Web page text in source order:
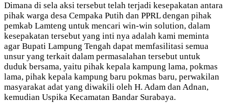
Dimana di sela aksi tersebut telah terjadi kesepakatan antara
pihak warga desa Cempaka Putih dan PPRL dengan pihak
pemkab Lamteng untuk mencari win-win solution, dalam
kesepakatan tersebut yang inti nya adalah kami meminta
agar Bupati Lampung Tengah dapat memfasilitasi semua
unsur yang terkait dalam permasalahan tersebut untuk
duduk bersama, yaitu pihak kepala kampung lama, pokmas
lama, pihak kepala kampung baru pokmas baru, perwakilan
masyarakat adat yang diwakili oleh H. Adam dan Adnan,
kemudian Uspika Kecamatan Bandar Surabaya.